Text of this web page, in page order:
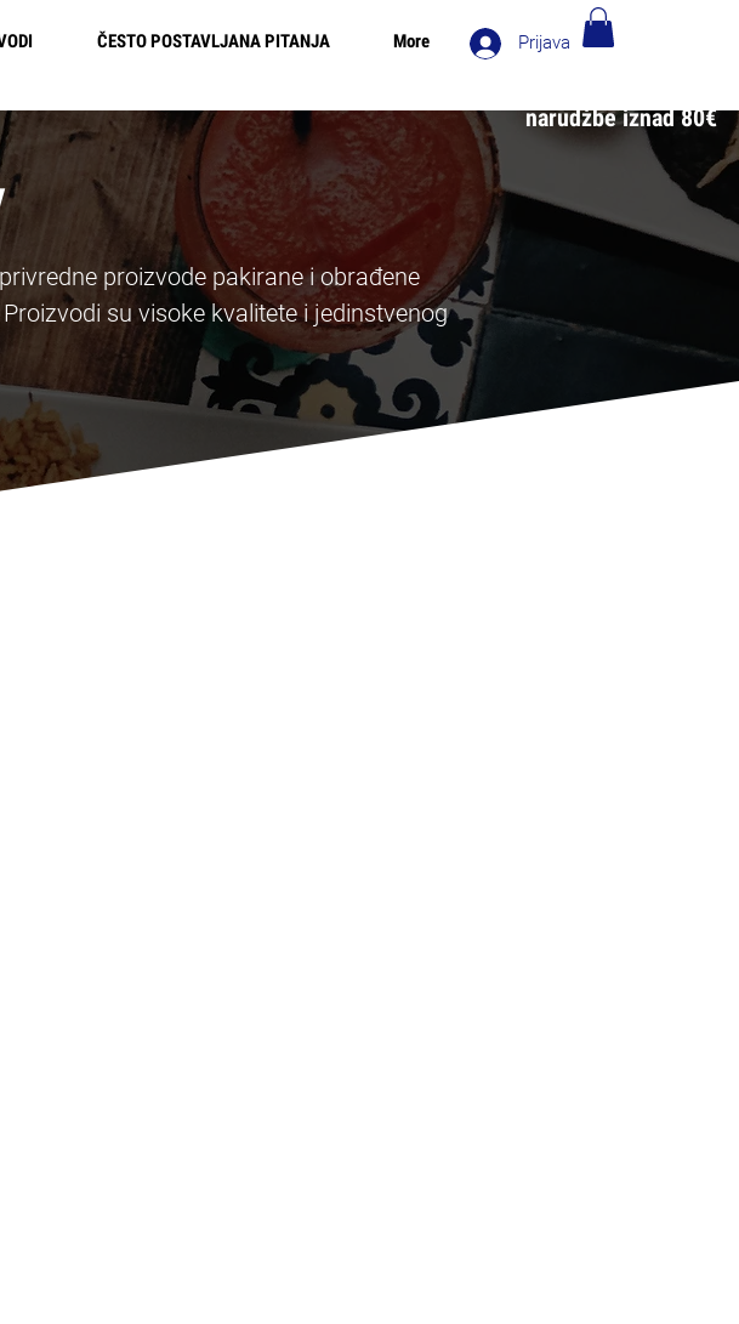
Prijava
narudžbe iznad 80€
ČESTO POSTAVLJANA PITANJA More
proizvode pakirane i obrađene
su visoke kvalitete i jedinstvenog